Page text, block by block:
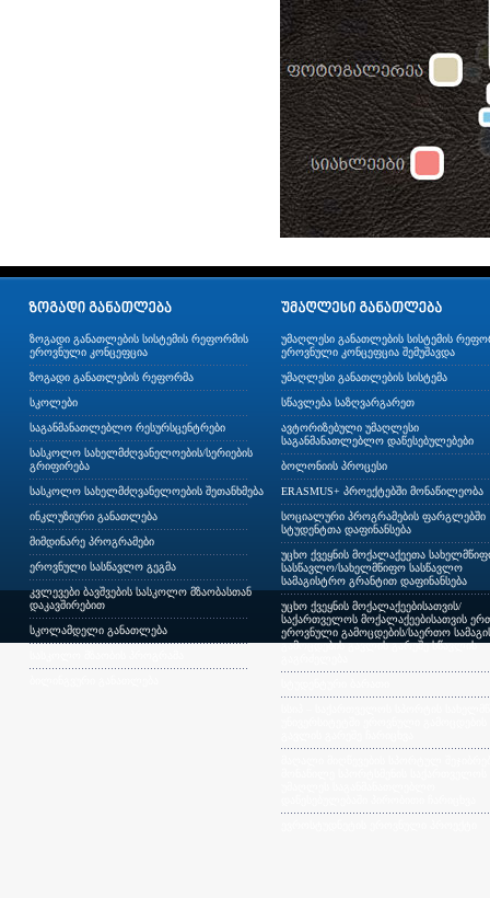
ზოგადი განათლების სისტემის რეფორმის
ეროვნული კონცეფცია
ზოგადი განათლების რეფორმა
სკოლები
საგანმანათლებლო რესურსცენტრები
სასკოლო სახელმძღვანელოების/სერიების
გრიფირება
სასკოლო სახელმძღვანელოების შეთანხმება
ინკლუზიური განათლება
მიმდინარე პროგრამები
ეროვნული სასწავლო გეგმა
კვლევები ბავშვების სასკოლო მზაობასთან
დაკავშირებით
სკოლამდელი განათლება
უმაღლესი განათლების სისტემის
ეროვნული კონცეფცია შემუშავდა
უმაღლესი განათლების სისტემა
სწავლება საზღვარგარეთ
ავტორიზებული უმაღლესი
საგანმანათლებლო დაწესებულებები
ბოლონიის პროცესი
ERASMUS+ პროექტებში მონაწილეობა
სოციალური პროგრამების ფარგლებში
სტუდენტთა დაფინანსება
უცხო ქვეყნის მოქალაქეეთა
სასწავლო/სახელმწიფო სასწავლო
სამაგისტრო გრანტით დაფინანსება
უცხო ქვეყნის მოქალაქეებისათვის/
საქართველოს მოქალაქეებისათვის
ეროვნული გამოცდების/საერთო
გამოცდების გავლის გარეშე სწავლის